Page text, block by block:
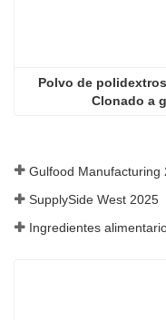
Polvo de
Clonado a
Gulfood Manufacturing
SupplySide West 2025